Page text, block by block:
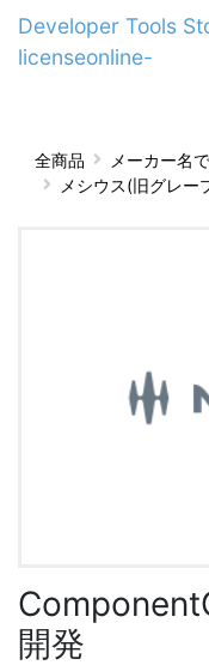
Developer Tools
licenseonline-
全商品 メーカー名
メシウス(旧グレー
開発